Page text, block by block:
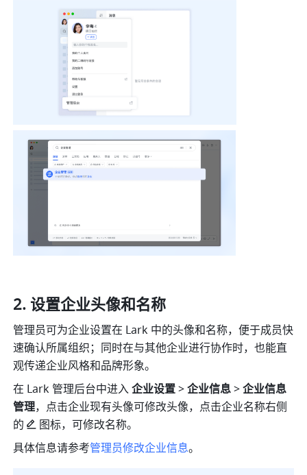
设置企业头像和名称
管理员可为企业设置在 Lark 中的头像和名称，便于成员快
速确认所属组织；同时在与其他企业进行协作时，也能直
观传递企业风格和品牌形象。
在 Lark 管理后台中进入 企业设置 > 企业信息 > 企业信息
管理，点击企业现有头像可修改头像，点击企业名称右侧
的
图标，可修改名称。
具体信息请参考管理员修改企业信息。